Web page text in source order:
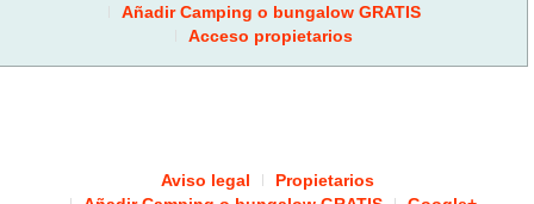
Añadir Camping o bungalow GRATIS
Acceso propietarios
Aviso legal
Propietarios